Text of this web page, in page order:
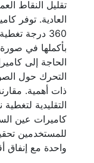
تقليل النقاط
العادية. توفر
360 درجة
بأكملها في صورة
الحاجة إلى
التحرك حول
ذات أهمية.
التقليدية
كاميرات عين
للمستخدمين
واحدة مع إنفاق